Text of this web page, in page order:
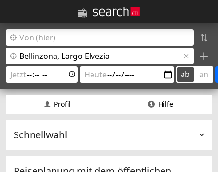
ab an
Profil Hilfe
Schnellwahl